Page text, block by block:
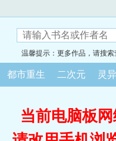
温馨提示：更多作品，请搜索
都市重生 二次元 灵
当前电脑板